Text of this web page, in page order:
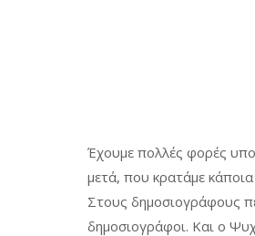
Έχουμε πολλές φορές
μετά, που κρατάμε
Στους δημοσιογράφους
δημοσιογράφοι. Και ο